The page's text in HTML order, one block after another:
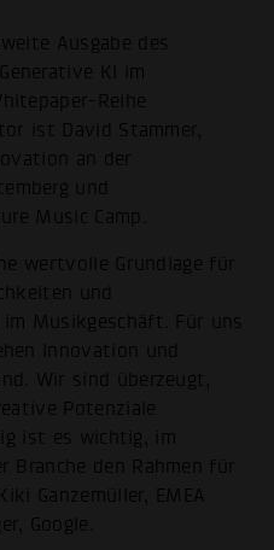
Ausgabe des
KI im
Reihe
ist David Stammer,
an der
und
Music Camp.
wertvolle Grundlage für
und
Musikgeschäft. Für uns
Innovation und
Wir sind überzeugt,
Potenziale
ist es wichtig, im
den Rahmen für
Ganzemüller, EMEA
Google.